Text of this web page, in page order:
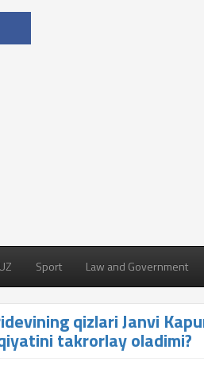
Sport Law and Government
qizlari Janvi
takrorlay oladimi?